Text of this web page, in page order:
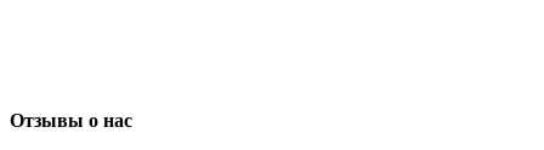
Отзывы о нас